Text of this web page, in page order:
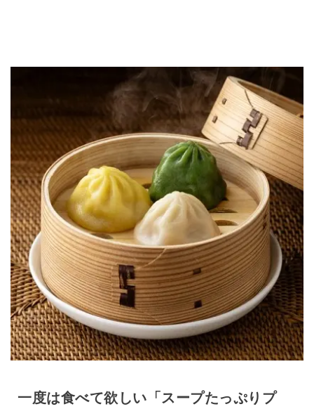
一度は食べて欲しい「スープたっぷりプ